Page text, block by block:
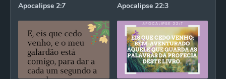
Apocalipse 2:7 Apocalipse 22:3